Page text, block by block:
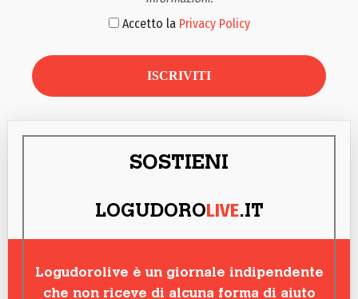
Accetto la Privacy Policy
SOSTIENI
LOGUDOROLIVE.IT
Logudorolive è un giornale indipendente
che non riceve di alcuna forma di aiuto